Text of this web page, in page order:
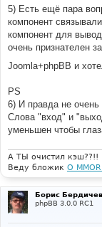
5) Есть ещё пара
компонент
компонент для
очень признателен
Joomla+phpBB и
PS
6) И правда не очень
Слова "вход" и
уменьшен чтобы
А ТЫ очистил кэш??!!
Веду бложик О
Борис
phpBB 3.0.0 RC1